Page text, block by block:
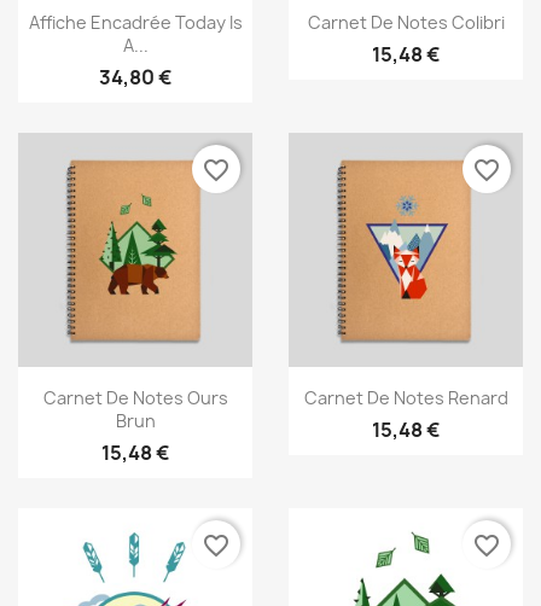
Aperçu rapide
Affiche Encadrée Today Is
A...
34,80 €
Aperçu rapide
Carnet De Notes Colibri
15,48 €
Aperçu rapide
Carnet De Notes Ours
Brun
15,48 €
favorite_border
Aperçu rapide
Carnet De Notes Renard
15,48 €
favorite_border
favorite_border favorite_border
Créer une liste d'envies